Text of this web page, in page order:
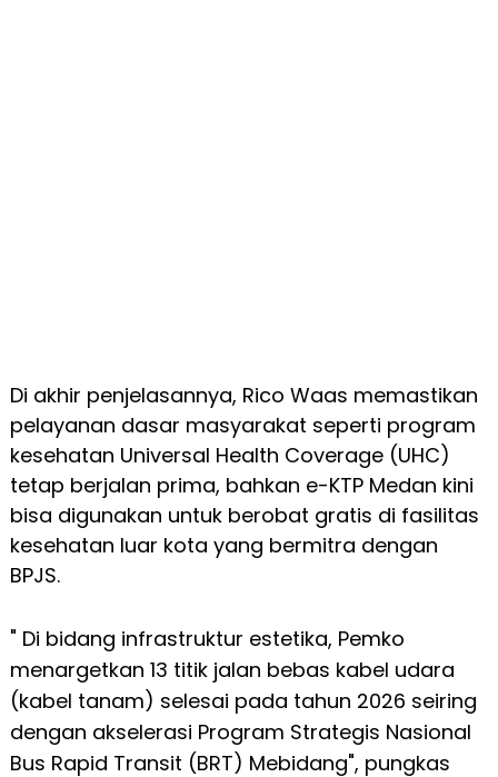
Di akhir penjelasannya, Rico Waas memastikan
pelayanan dasar masyarakat seperti program
kesehatan Universal Health Coverage (UHC)
tetap berjalan prima, bahkan e-KTP Medan kini
bisa digunakan untuk berobat gratis di fasilitas
kesehatan luar kota yang bermitra dengan
BPJS.
" Di bidang infrastruktur estetika, Pemko
menargetkan 13 titik jalan bebas kabel udara
(kabel tanam) selesai pada tahun 2026 seiring
dengan akselerasi Program Strategis Nasional
Bus Rapid Transit (BRT) Mebidang", pungkas